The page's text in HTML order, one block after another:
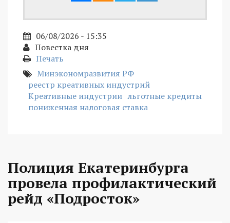
06/08/2026 - 15:35
Повестка дня
Печать
Минэкономразвития РФ
реестр креативных индустрий
Креативные индустрии льготные кредиты
пониженная налоговая ставка
Полиция Екатеринбурга
провела профилактический
рейд «Подросток»